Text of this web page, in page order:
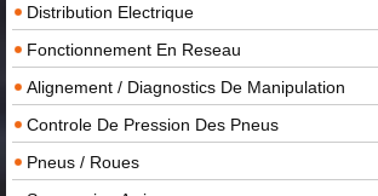
Distribution Electrique
Fonctionnement En Reseau
Alignement / Diagnostics De Manipulation
Controle De Pression Des Pneus
Pneus / Roues